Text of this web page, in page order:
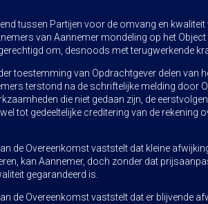
tussen Partijen voor de omvang en kwaliteit
van Aannemer mondeling op het
om, desnoods met terugwerkende
toestemming van Opdrachtgever delen van
terstond na de schriftelijke melding door
die niet gedaan zijn, de
tot gedeeltelijke creditering van de rekening
de Overeenkomst vaststelt dat kleine
kan Aannemer, doch zonder dat
gegarandeerd is.
de Overeenkomst vaststelt dat er blijvende